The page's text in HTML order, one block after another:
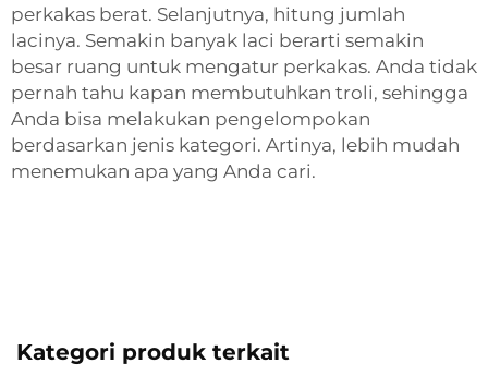
perkakas berat. Selanjutnya, hitung jumlah
lacinya. Semakin banyak laci berarti semakin
besar ruang untuk mengatur perkakas. Anda tidak
pernah tahu kapan membutuhkan troli, sehingga
Anda bisa melakukan pengelompokan
berdasarkan jenis kategori. Artinya, lebih mudah
menemukan apa yang Anda cari.
Kategori produk terkait